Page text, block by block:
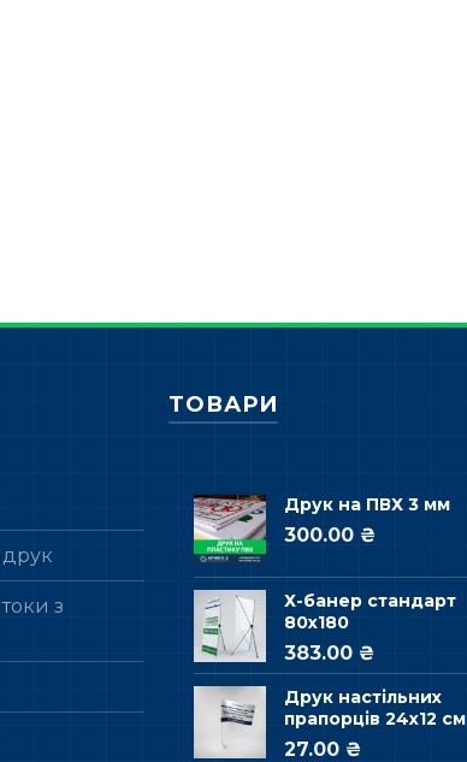
з
ТОВАРИ
Друк на ПВХ 3 мм
300.00 ₴
Х-банер стандарт
80х180
383.00 ₴
Друк настільних
прапорців 24х12 см
27.00 ₴